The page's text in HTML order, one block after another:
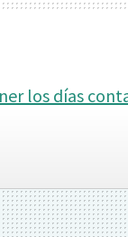
los días